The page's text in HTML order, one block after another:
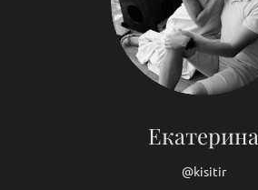
Екатерина
@kisitir